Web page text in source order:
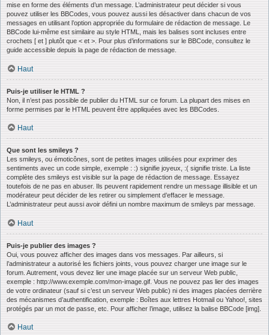
mise en forme des éléments d’un message. L’administrateur peut décider si vous
pouvez utiliser les BBCodes, vous pouvez aussi les désactiver dans chacun de vos
messages en utilisant l’option appropriée du formulaire de rédaction de message. Le
BBCode lui-même est similaire au style HTML, mais les balises sont incluses entre
crochets [ et ] plutôt que < et >. Pour plus d’informations sur le BBCode, consultez le
guide accessible depuis la page de rédaction de message.
Haut
Puis-je utiliser le HTML ?
Non, il n’est pas possible de publier du HTML sur ce forum. La plupart des mises en
forme permises par le HTML peuvent être appliquées avec les BBCodes.
Haut
Que sont les smileys ?
Les smileys, ou émoticônes, sont de petites images utilisées pour exprimer des
sentiments avec un code simple, exemple : :) signifie joyeux, :( signifie triste. La liste
complète des smileys est visible sur la page de rédaction de message. Essayez
toutefois de ne pas en abuser. Ils peuvent rapidement rendre un message illisible et un
modérateur peut décider de les retirer ou simplement d’effacer le message.
L’administrateur peut aussi avoir défini un nombre maximum de smileys par message.
Haut
Puis-je publier des images ?
Oui, vous pouvez afficher des images dans vos messages. Par ailleurs, si
l’administrateur a autorisé les fichiers joints, vous pouvez charger une image sur le
forum. Autrement, vous devez lier une image placée sur un serveur Web public,
exemple : http://www.exemple.com/mon-image.gif. Vous ne pouvez pas lier des images
de votre ordinateur (sauf si c’est un serveur Web public) ni des images placées derrière
des mécanismes d’authentification, exemple : Boîtes aux lettres Hotmail ou Yahoo!, sites
protégés par un mot de passe, etc. Pour afficher l’image, utilisez la balise BBCode [img].
Haut